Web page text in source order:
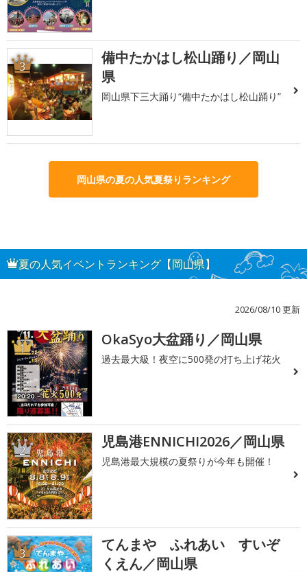
3
備中たかはし松山踊り／岡山
県
岡山県下三大踊り“備中たかはし松山踊り”
岡山県の夏の人気夏祭りランキング
夏の人気イベントランキング【岡山県】
2026/08/10 更新
1 OkaSyo大盆踊り／岡山県
過去最大級！夜空に500発の打ち上げ花火
2 児島港ENNICHI2026／岡山県
児島港最大規模の夏祭りが今年も開催！
3
てんまや ふれあい すいぞ
くえん／岡山県